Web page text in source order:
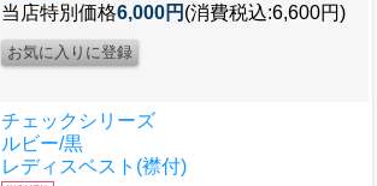
当店特別価格6,000円 (消費税込:6,600円)
チェックシリーズ
ルビー/黒
レディスベスト(襟付)